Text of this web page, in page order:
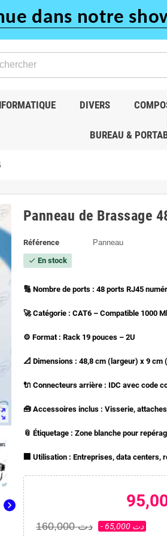
dans notre
DIVERS
BUREAU &
chevron_right
Panneau de Brassage
Référence Panneau
check En stock
🔢 Nombre de ports : 48 ports RJ45
🚀 Catégorie : CAT6 – Compatible 1000
⚙️ Format : Rack 19 pouces – 2U
📐 Dimensions : 48,8 cm (largeur) x 9 cm
🔌 Connecteurs arrière : IDC avec code
🧰 Accessoires inclus : Visserie,
📎 Étiquetage : Zone blanche pour
🏢 Utilisation : Entreprises, data
160,000 دت - 65,000 دت